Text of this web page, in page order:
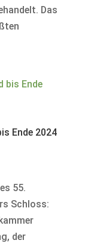
Das
Ende 2024
55.
Schloss:
der